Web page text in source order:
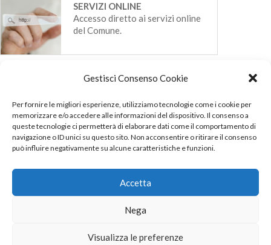
Gestisci Consenso Cookie
Per fornire le migliori esperienze, utilizziamo tecnologie come i cookie per
memorizzare e/o accedere alle informazioni del dispositivo. Il consenso a
queste tecnologie ci permetterà di elaborare dati come il comportamento di
navigazione o ID unici su questo sito. Non acconsentire o ritirare il consenso
può influire negativamente su alcune caratteristiche e funzioni.
Accetta
Nega
Visualizza le preferenze
SERVIZI ONLINE
Accesso diretto ai servizi online
del Comune.
© 2022 Internavigare Srl - All Rights Reserved
Via IV Novembre, 2 - 22070 Bulgarograsso (CO) - P.IVA
14190170960
Privacy Policy Cookie Policy